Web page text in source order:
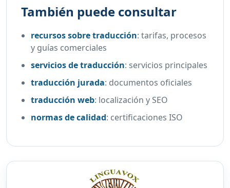
También puede consultar
recursos sobre traducción:tarifas, procesos
y guías comerciales
servicios de traducción: servicios principales
traducción jurada: documentos oficiales
traducción web: localización y SEO
normas de calidad: certificaciones ISO